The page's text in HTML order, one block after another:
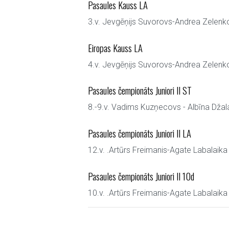
Pasaules Kauss LA
3.v. Jevgēņijs Suvorovs-Andrea
Eiropas Kauss LA
4.v. Jevgēņijs Suvorovs-Andrea
Pasaules čempionāts Juniori II ST
8.-9.v. Vadims Kuzņecovs - Albīna
Pasaules čempionāts Juniori II LA
12.v. .Artūrs Freimanis-Agate Labalaika
Pasaules čempionāts Juniori II 10d
10.v. .Artūrs Freimanis-Agate Labalaika